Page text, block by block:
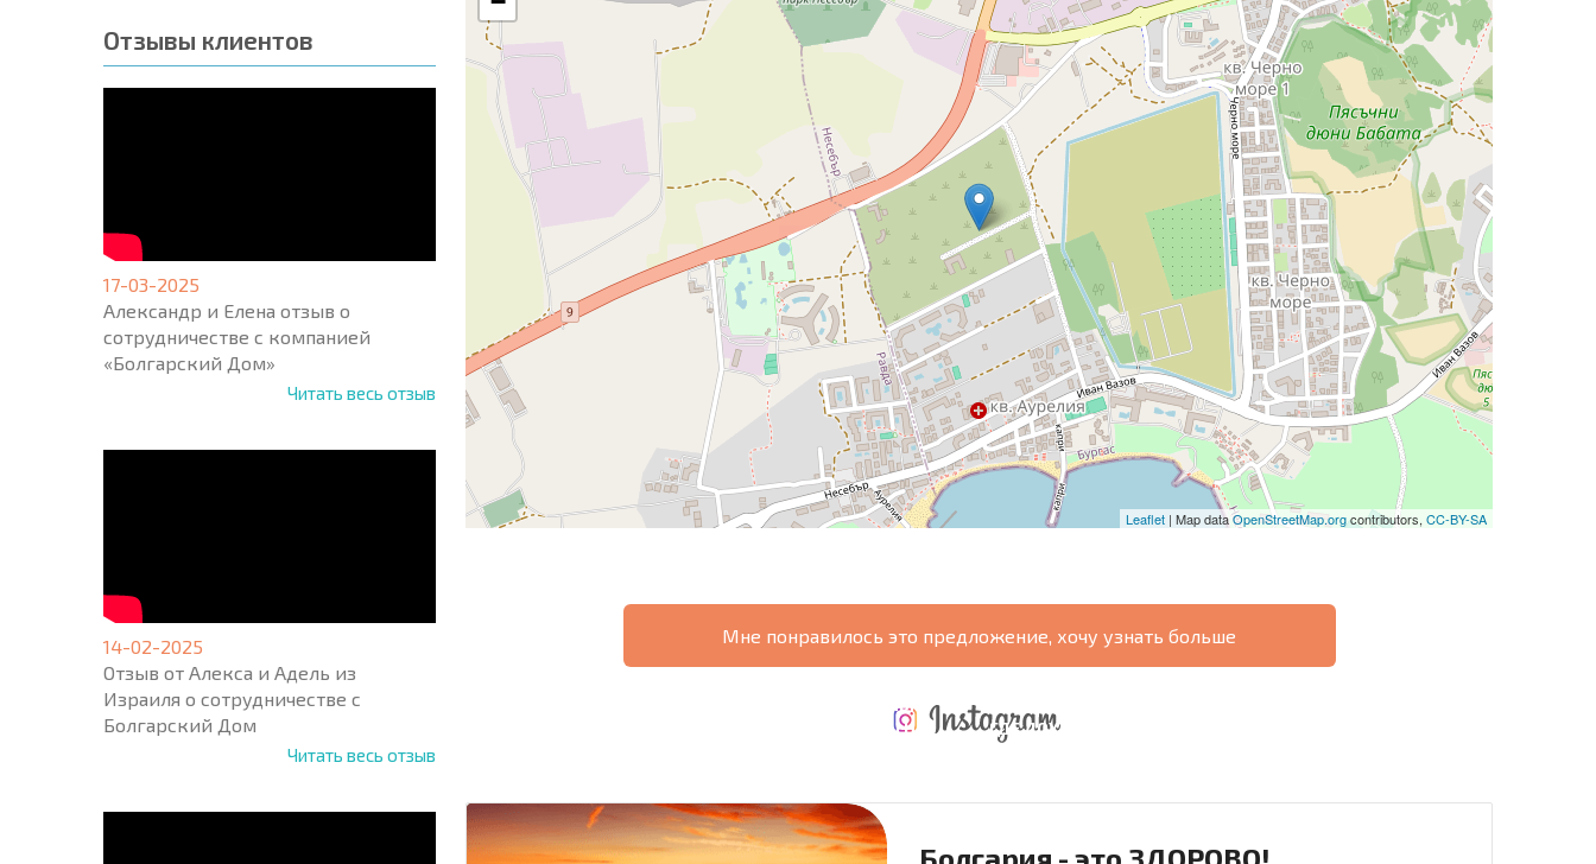
Отзывы клиентов
17-03-2025
Александр и Елена отзыв о
сотрудничестве с компанией
«Болгарский Дом»
Читать весь отзыв
14-02-2025
Отзыв от Алекса и Адель из
Израиля о сотрудничестве с
Болгарский Дом
Читать весь отзыв
Leaflet | Map dataOpenStreetMap.orgcontributors, CC-BY-SA
Мне понравилось это предложение, хочу узнать больше
States
+1
ЕЖЕГОДНЫЕ
РАСХОДЫ НА
ГДЕ ДОХОДНОСТЬ